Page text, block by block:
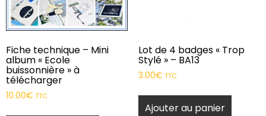
Fiche technique – Mini
album « Ecole
buissonnière » à
télécharger
10.00€ TTC
Lot de 4 badges « Trop
Stylé » – BA13
3.00€ TTC
Ajouter au panier